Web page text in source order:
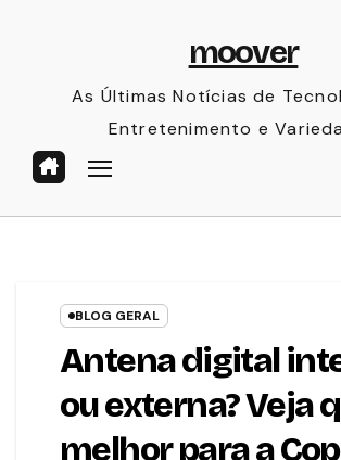
moover
As Últimas Notícias de
Entretenimento e
BLOG GERAL
Antena digital
ou externa? Veja
melhor para a